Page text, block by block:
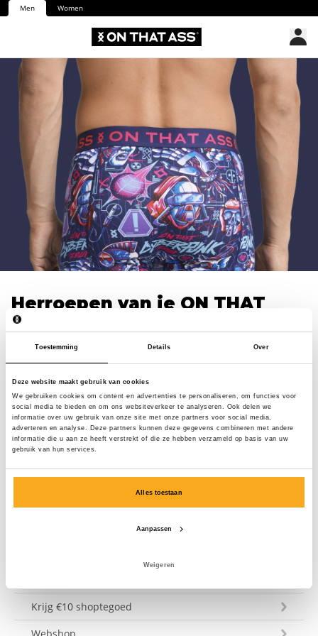
Toestemming Details Over
Deze website maakt gebruik van cookies
We gebruiken cookies om content en advertenties te personaliseren, om functies voor
social media te bieden en om ons websiteverkeer te analyseren. Ook delen we
informatie over uw gebruik van onze site met onze partners voor social media,
adverteren en analyse. Deze partners kunnen deze gegevens combineren met andere
informatie die u aan ze heeft verstrekt of die ze hebben verzameld op basis van uw
gebruik van hun services.
Alles toestaan
Aanpassen
Weigeren
Men Women
Herroepen van je ON THAT
ASS abonnement
Wil je je ON THAT ASS abonnement herroepen tijdens
Let op: Alleen jij of een bevoegde persoon kan
abonnementen op jouw naam herroepen. Heb je
meerdere abonnementen op één account? Vul het
formulier dan apart in voor elk abonnement dat je wilt
ontbinden.
Krijg €10 shoptegoed